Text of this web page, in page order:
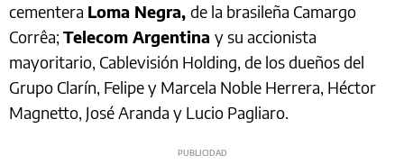
cementera Loma Negra, de la brasileña Camargo
Corrêa; Telecom Argentina y su accionista
mayoritario, Cablevisión Holding, de los dueños del
Grupo Clarín, Felipe y Marcela Noble Herrera, Héctor
Magnetto, José Aranda y Lucio Pagliaro.